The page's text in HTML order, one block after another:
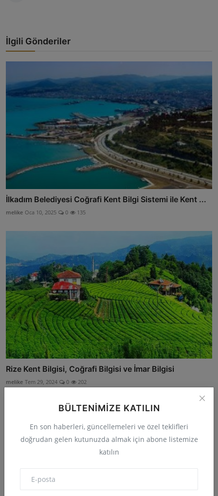
BÜLTENIMIZE KATILIN
En son haberleri, güncellemeleri ve özel teklifleri
doğrudan gelen kutunuzda almak için abone listemize
katılın
İlgili Gönderiler
İlkadım Belediyesi Coğrafi Kent Bilgi Sistemi ile Kent ...
melike Oca 10, 2025 0 135
Rize Kent Bilgisi, Coğrafi Bilgisi ve İmar Bilgisi
melike Tem 29, 2024 0 202